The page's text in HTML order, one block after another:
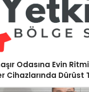
Odasına Evin
Cihazlarında Dürüst